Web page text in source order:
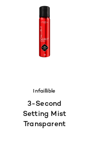
available
Infaillible
3-Second
Setting Mist
Transparent